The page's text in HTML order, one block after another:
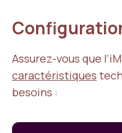
Assurez-vous que
caractéristiques
besoins :